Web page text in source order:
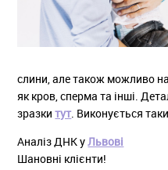
слини, але також можливо
як кров, сперма та інші.
зразкитут. Виконується
Аналіз ДНК уЛьвові
Шановні клієнти!